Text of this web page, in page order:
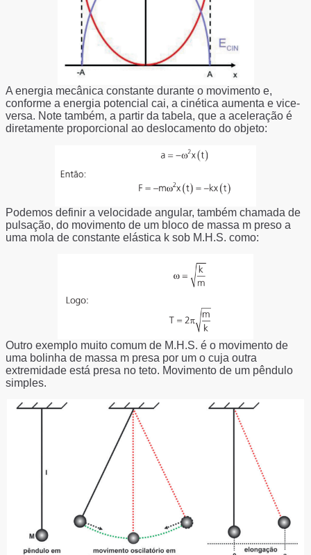
A energia mecânica constante durante o movimento e,
conforme a energia potencial cai, a cinética aumenta e vice-
versa. Note também, a partir da tabela, que a aceleração é
diretamente proporcional ao deslocamento do objeto:
Podemos definir a velocidade angular, também chamada de
pulsação, do movimento de um bloco de massa m preso a
uma mola de constante elástica k sob M.H.S. como:
Outro exemplo muito comum de M.H.S. é o movimento de
uma bolinha de massa m presa por um o cuja outra
extremidade está presa no teto. Movimento de um pêndulo
simples.